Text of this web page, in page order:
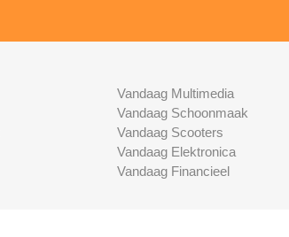
Vandaag Multimedia
Vandaag Schoonmaak
Vandaag Scooters
Vandaag Elektronica
Vandaag Financieel